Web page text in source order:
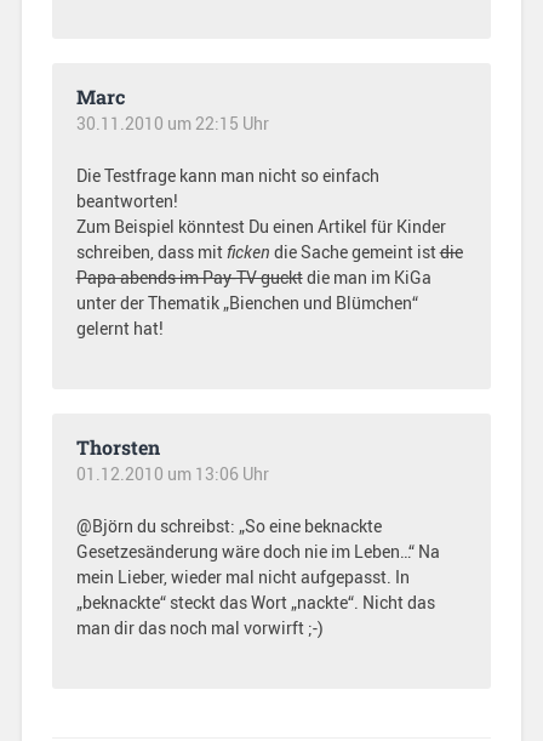
Marc
30.11.2010 um 22:15 Uhr
Die Testfrage kann man nicht so einfach
beantworten!
Zum Beispiel könntest Du einen Artikel für Kinder
schreiben, dass mit ficken die Sache gemeint istdie
Papa abends im Pay-TV gucktdie man im KiGa
unter der Thematik „Bienchen und Blümchen“
gelernt hat!
Thorsten
01.12.2010 um 13:06 Uhr
@Björn du schreibst: „So eine beknackte
Gesetzesänderung wäre doch nie im Leben…“ Na
mein Lieber, wieder mal nicht aufgepasst. In
„beknackte“ steckt das Wort „nackte“. Nicht das
man dir das noch mal vorwirft ;-)